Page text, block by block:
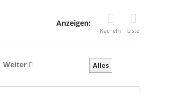
Anzeigen:
Kacheln Liste
Alles
Weiter